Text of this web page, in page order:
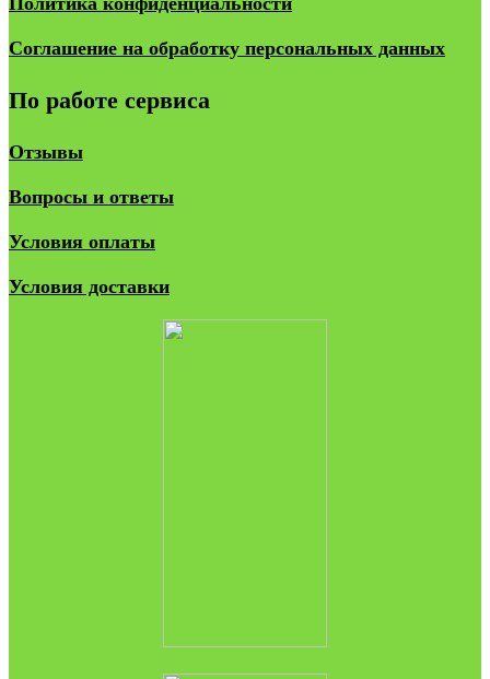
Соглашение на обработку персональных данных
По работе сервиса
Отзывы
Вопросы и ответы
Условия оплаты
Условия доставки